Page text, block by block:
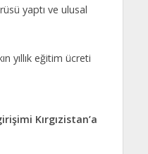
yaptı ve ulusal
yıllık eğitim ücreti
Kırgızistan’a